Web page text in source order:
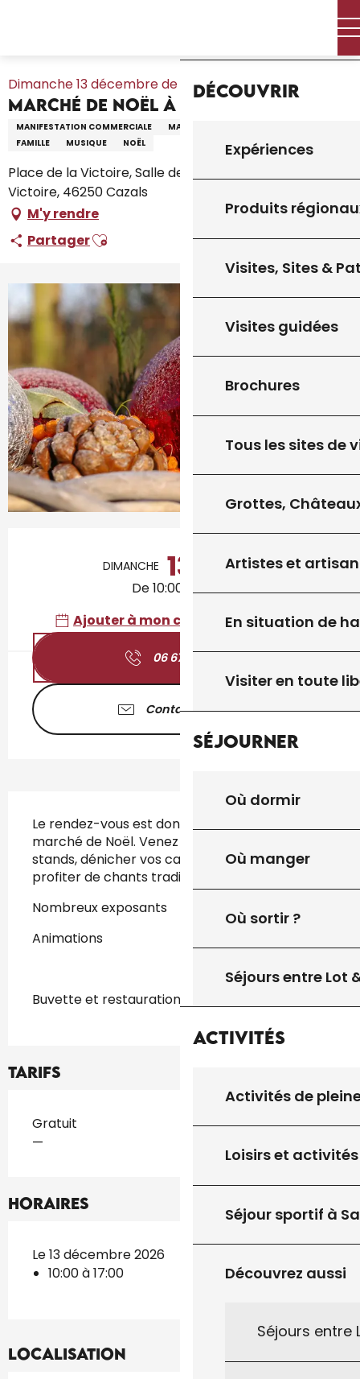
Découvrir
Expériences
Produits
Visites, Sites &
Visites guidées
Brochures
Tous les sites de
Grottes,
Artistes et
En situation de
Visiter en toute
Séjourner
Où dormir
Où manger
Où sortir ?
Séjours entre Lot
Activités
Activités de
Loisirs et activités
Séjour sportif à
Découvrez aussi
Séjours entre
Dimanche 13 décembre de 10:00 à 17:00
Marché de Noël à Cazals
MANIFESTATION COMMERCIALE MARCHÉ THÉMATIQUE
FAMILLE
MUSIQUE NOËL
Place de la Victoire, Salle des fêtes, Place de la
Victoire, 46250 Cazals
M'y rendre
PartagerAjouter aux favoris
+1 photo
Ouverture et coordonnées
DIMANCHE 13 DÉCEMBRE
De 10:00 à 17:00
Ajouter à mon calendrier Google
06 67 20 98
Contactez-nous
Le rendez-vous est donné pour le traditionnel
marché de Noël. Venez flâner au milieu des
stands, dénicher vos cadeaux de Noël et
profiter de chants traditionnels de Noël.
Nombreux exposants
Animations
Buvette et restauration
Tarifs
Tarifs 2026
Gratuit
—
Horaires
Le 13 décembre 2026
10:00 à 17:00
Localisation